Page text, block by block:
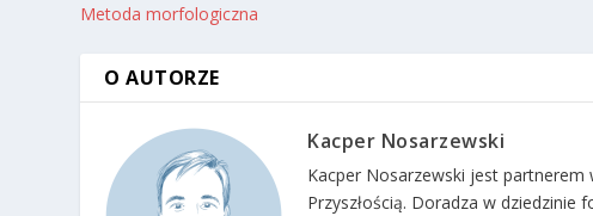
Metoda morfologiczna
O AUTORZE
Kacper Nosarzewski
Kacper Nosarzewski jest partnerem
Przyszłością. Doradza w